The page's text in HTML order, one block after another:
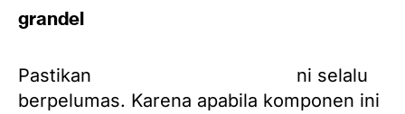
grandel
Pastikan
ni selalu
berpelumas. Karena apabila komponen ini